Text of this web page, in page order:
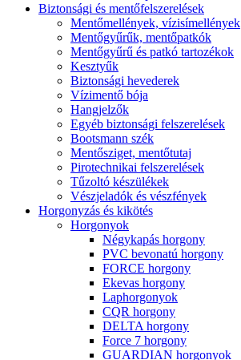
Biztonsági és mentőfelszerelések
Mentőmellények, vízisímellények
Mentőgyűrűk, mentőpatkók
Mentőgyűrű és patkó tartozékok
Kesztyűk
Biztonsági hevederek
Vízimentő bója
Hangjelzők
Egyéb biztonsági felszerelések
Bootsmann szék
Mentősziget, mentőtutaj
Pirotechnikai felszerelések
Tűzoltó készülékek
Vészjeladók és vészfények
Horgonyzás és kikötés
Horgonyok
Négykapás horgony
PVC bevonatú horgony
FORCE horgony
Ekevas horgony
Laphorgonyok
CQR horgony
DELTA horgony
Force 7 horgony
GUARDIAN horgonyok